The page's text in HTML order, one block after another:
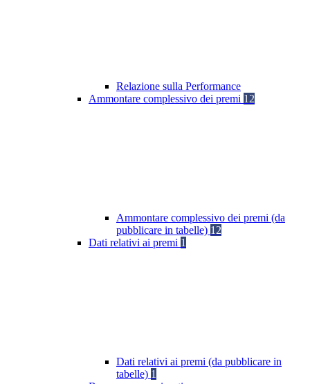
Relazione sulla Performance
Ammontare complessivo dei premi 12
Ammontare complessivo dei premi (da
pubblicare in tabelle) 12
Dati relativi ai premi 1
Dati relativi ai premi (da pubblicare in
tabelle) 1